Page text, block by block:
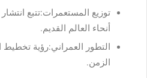
توزيع المستعمرات:تتبع
أنحاء العالم القديم.
التطور العمراني:رؤية تخطيط
الزمن.